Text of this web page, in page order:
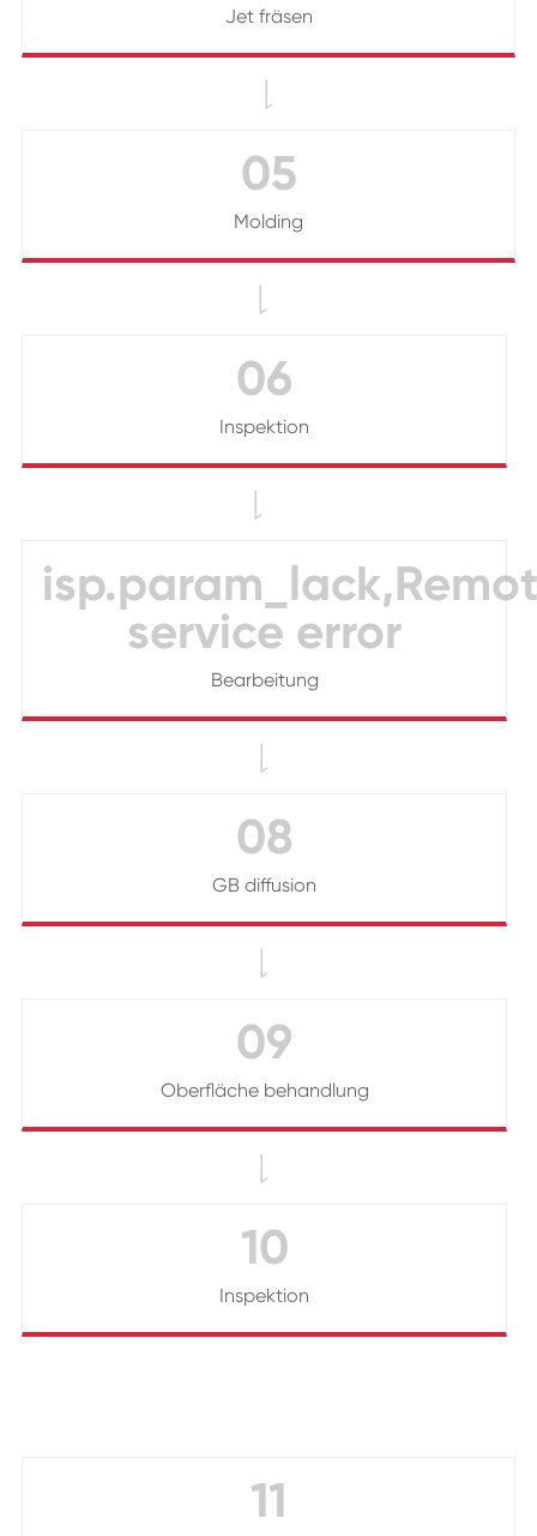
Jet fräsen

05
Molding

06
Inspektion

service error
Bearbeitung

08
GB diffusion

09
Oberfläche behandlung

10
Inspektion
11